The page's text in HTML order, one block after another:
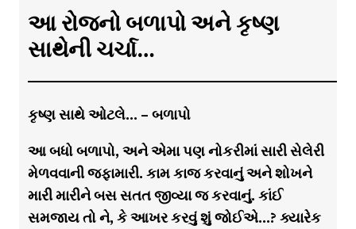
આ રોજનો બળાપો અને કૃષ્ણ
સાથેની ચર્ચા…
કૃષ્ણ સાથે ઓટલે… – બળાપો
આ બધો બળાપો, અને એમા પણ નોકરીમાં સારી સેલેરી
મેળવવાની જફામારી. કામ કાજ કરવાનું અને શોખને
મારી મારીને બસ સતત જીવ્યા જ કરવાનું. કાંઈ
સમજાય તો ને, કે આખર કરવું શું જોઈએ…? ક્યારેક